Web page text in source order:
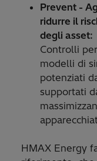
Prevent -
ridurre il
degli asset:
Controlli
modelli di
potenziati
supportati
HMAX Energy